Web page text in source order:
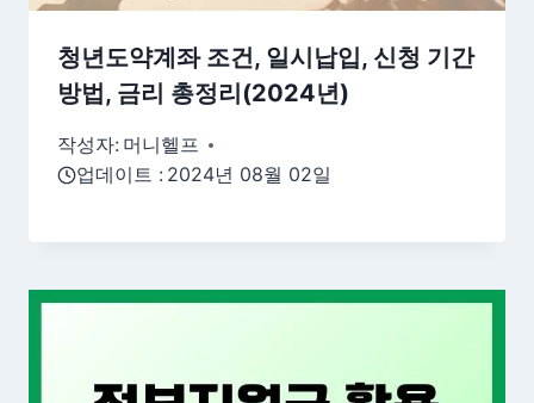
청년도약계좌 조건, 일시납입, 신청 기간
방법, 금리 총정리(2024년)
작성자: 머니헬프
업데이트 : 2024년 08월 02일